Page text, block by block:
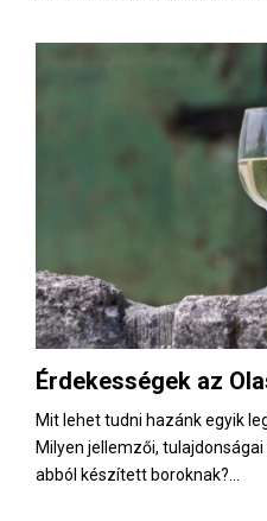
Érdekességek az
Mit lehet tudni hazánk egyik
Milyen jellemzői,
abból készített boroknak?...